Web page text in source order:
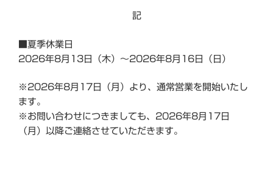
記
■夏季休業日
2026年8月13日（木）～2026年8月16日（日）
※2026年8月17日（月）より、通常営業を開始いたし
ます。
※お問い合わせにつきましても、2026年8月17日
（月）以降ご連絡させていただきます。